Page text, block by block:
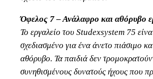
Όφελος 7 – Ανάλαφρο και αθόρυβο
Το εργαλείο του Studexsystem 75
σχεδιασμένο για ένα άνετο πιάσιμο
αθόρυβο. Τα παιδιά δεν
συνηθισμένους δυνατούς ήχους που